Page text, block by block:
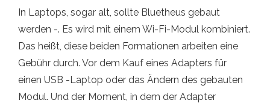
In Laptops, sogar alt, sollte Bluetheus gebaut
werden -. Es wird mit einem Wi-Fi-Modul kombiniert.
Das heißt, diese beiden Formationen arbeiten eine
Gebühr durch. Vor dem Kauf eines Adapters für
einen USB -Laptop oder das Ändern des gebauten
Modul. Und der Moment, in dem der Adapter